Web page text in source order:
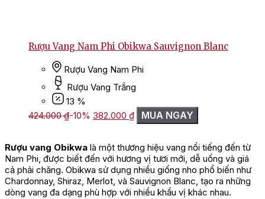
Rượu Vang Nam Phi Obikwa Sauvignon Blanc
Rượu Vang Nam Phi
Rượu Vang Trắng
13 %
424.000₫-10% Giá
gốc
424.000 ₫.
382.000 ₫Giá
hiện
là:
382.000 ₫.
MUA NGAY
Rượu vang Obikwa là một thương hiệu vang nổi tiếng đến từ
Nam Phi, được biết đến với hương vị tươi mới, dễ uống và giá
cả phải chăng. Obikwa sử dụng nhiều giống nho phổ biến như
Chardonnay, Shiraz, Merlot, và Sauvignon Blanc, tạo ra những
dòng vang đa dạng phù hợp với nhiều khẩu vị khác nhau.